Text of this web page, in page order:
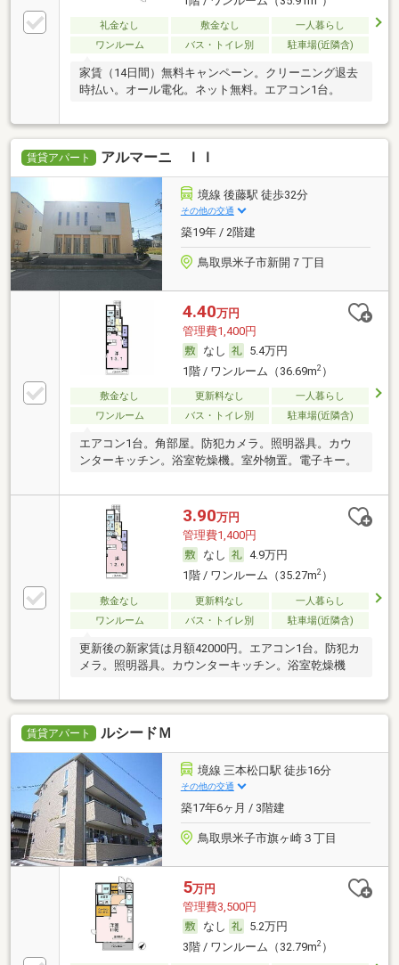
礼金なし 敷金なし
一人暮らし
ワンルーム
バス・トイレ別 駐車場(近隣含)
家賃（14日間）無料キャンペーン。クリーニング退去
時払い。オール電化。ネット無料。エアコン1台。
賃貸アパート アルマーニ ＩＩ
境線 後藤駅 徒歩32分
その他の交通
築19年 / 2階建
鳥取県米子市新開７丁目
4.40万円
管理費1,400円
なし
5.4万円
1階 / ワンルーム（36.69m2）
敷金なし 更新料なし
一人暮らし
ワンルーム
バス・トイレ別 駐車場(近隣含)
エアコン1台。角部屋。防犯カメラ。照明器具。カウ
ンターキッチン。浴室乾燥機。室外物置。電子キー。
3.90万円
管理費1,400円
なし
4.9万円
1階 / ワンルーム（35.27m2）
敷金なし 更新料なし
一人暮らし
ワンルーム
バス・トイレ別 駐車場(近隣含)
更新後の新家賃は月額42000円。エアコン1台。防犯カ
メラ。照明器具。カウンターキッチン。浴室乾燥機
賃貸アパート ルシードＭ
境線 三本松口駅 徒歩16分
その他の交通
築17年6ヶ月 / 3階建
鳥取県米子市旗ヶ崎３丁目
5万円
管理費3,500円
なし
5.2万円
3階 / ワンルーム（32.79m2）